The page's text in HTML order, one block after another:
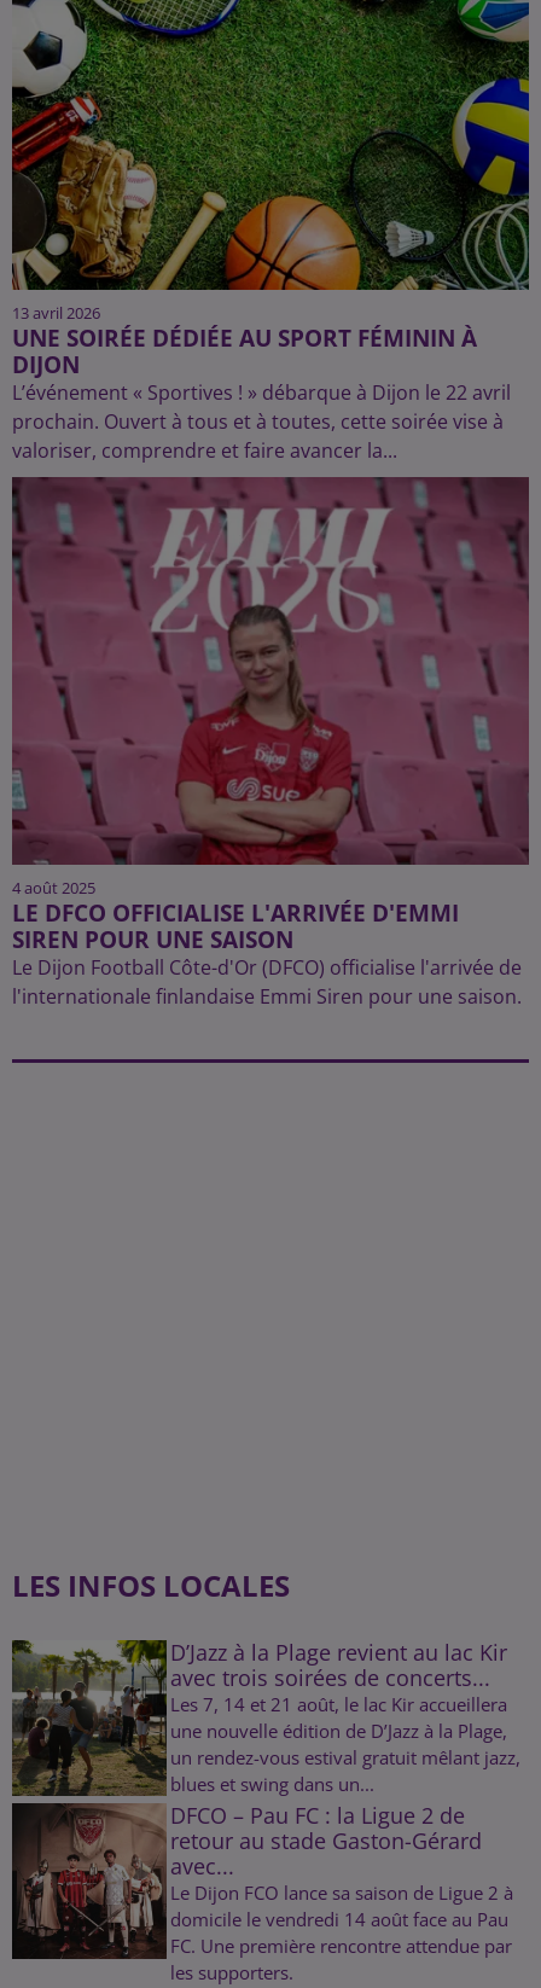
13 avril 2026
UNE SOIRÉE DÉDIÉE AU SPORT FÉMININ À
DIJON
L’événement « Sportives ! » débarque à Dijon le 22 avril
prochain. Ouvert à tous et à toutes, cette soirée vise à
valoriser, comprendre et faire avancer la...
4 août 2025
LE DFCO OFFICIALISE L'ARRIVÉE D'EMMI
SIREN POUR UNE SAISON
Le Dijon Football Côte-d'Or (DFCO) officialise l'arrivée de
l'internationale finlandaise Emmi Siren pour une saison.
LES INFOS LOCALES
D’Jazz à la Plage revient au lac Kir
avec trois soirées de concerts...
Les 7, 14 et 21 août, le lac Kir accueillera
une nouvelle édition de D’Jazz à la Plage,
un rendez-vous estival gratuit mêlant jazz,
blues et swing dans un...
DFCO – Pau FC : la Ligue 2 de
retour au stade Gaston-Gérard
avec...
Le Dijon FCO lance sa saison de Ligue 2 à
domicile le vendredi 14 août face au Pau
FC. Une première rencontre attendue par
les supporters.